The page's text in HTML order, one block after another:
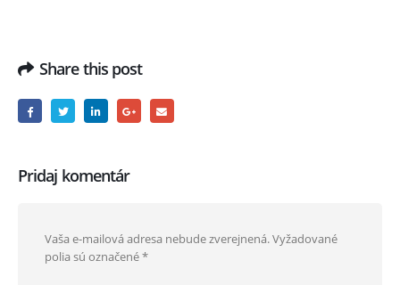
Share this post
Pridaj komentár
Vaša e-mailová adresa nebude zverejnená.Vyžadované
polia sú označené*